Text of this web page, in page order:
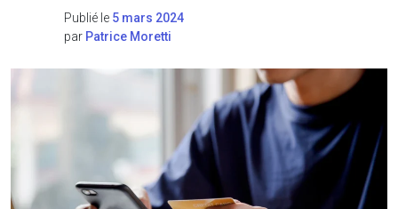
Publié le 5 mars 2024
par Patrice Moretti